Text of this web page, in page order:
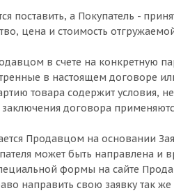
поставить, а Покупатель -
цена и стоимость
в счете на конкретную
в настоящем договоре
товара содержит условия,
заключения договора
Продавцом на основании
может быть направлена и
формы на сайте
направить свою заявку так